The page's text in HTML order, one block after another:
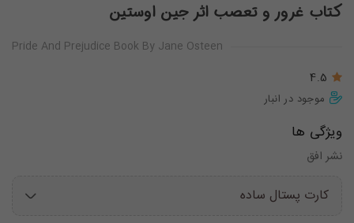
کتاب غرور و تعصب اثر جین اوستین
Pride And Prejudice Book By Jane Osteen
4.5
موجود در انبار
ویژگی ها
نشر افق
کارت پستال ساده